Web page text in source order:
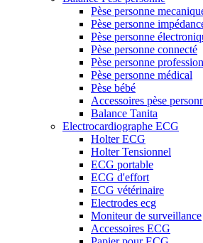
Pèse personne
Pèse personne
Pèse personne
Pèse personne connecté
Pèse personne
Pèse personne médical
Pèse bébé
Accessoires pèse
Balance Tanita
Electrocardiographe ECG
Holter ECG
Holter Tensionnel
ECG portable
ECG d'effort
ECG vétérinaire
Electrodes ecg
Moniteur de surveillance
Accessoires ECG